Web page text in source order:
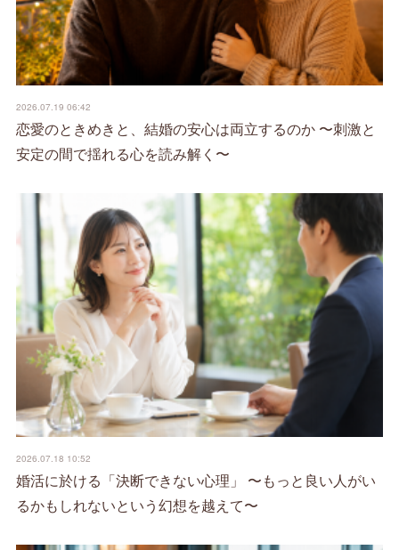
2026.07.19 06:42
恋愛のときめきと、結婚の安心は両立するのか 〜刺激と
安定の間で揺れる心を読み解く〜
2026.07.18 10:52
婚活に於ける「決断できない心理」 〜もっと良い人がい
るかもしれないという幻想を越えて〜